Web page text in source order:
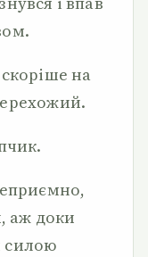
на
аж доки
силою